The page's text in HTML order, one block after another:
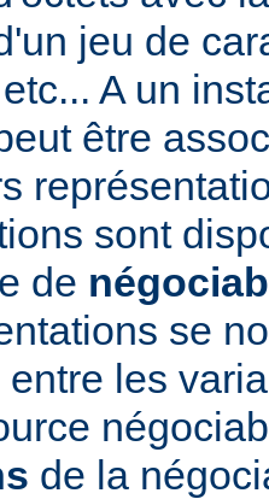
jeu de
A un
être
sont
de
se
entre les
de la